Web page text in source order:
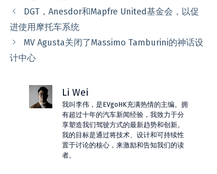
类
DGT，Anesdor和Mapfre United基金会，以促
进使用摩托车系统
MV Agusta关闭了Massimo Tamburini的神话设
计中心
Li Wei
我叫李伟，是EVgoHK充满热情的主编。拥
有超过十年的汽车新闻经验，我致力于分
享塑造我们驾驶方式的最新趋势和创新。
我的目标是通过将技术、设计和可持续性
置于讨论的核心，来激励和告知我们的读
者。